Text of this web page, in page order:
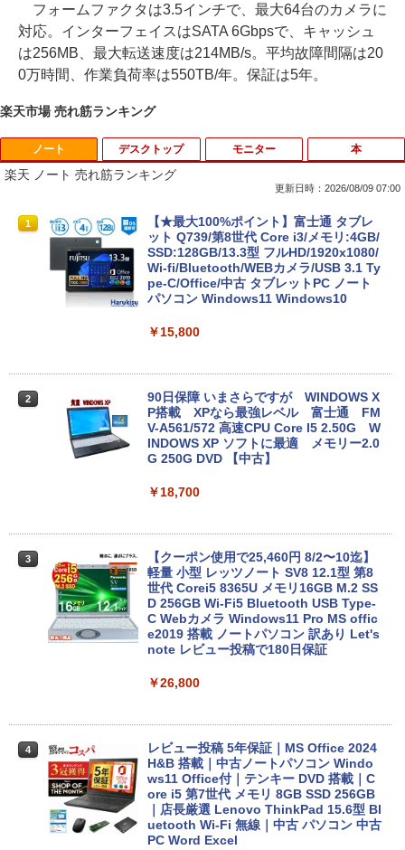
フォームファクタは3.5インチで、最大64台のカメラに
対応。インターフェイスはSATA 6Gbpsで、キャッシュ
は256MB、最大転送速度は214MB/s。平均故障間隔は20
0万時間、作業負荷率は550TB/年。保証は5年。
楽天市場 売れ筋ランキング
ノート
楽天 ノート 売れ筋ランキング
更新日時：2026/08/09 07:00
1
【★最大100%ポイント】富士通 タブレ
ット Q739/第8世代 Core i3/メモリ:4GB/
SSD:128GB/13.3型 フルHD/1920x1080/
Wi-fi/Bluetooth/WEBカメラ/USB 3.1 Ty
pe-C/Office/中古 タブレットPC ノート
パソコン Windows11 Windows10
￥15,800
2
90日保障 いまさらですが WINDOWS X
P搭載 XPなら最強レベル 富士通 FM
V-A561/572 高速CPU Core I5 2.50G W
INDOWS XP ソフトに最適 メモリー2.0
G 250G DVD 【中古】
￥18,700
3
【クーポン使用で25,460円 8/2〜10迄】
軽量 小型 レッツノート SV8 12.1型 第8
世代 Corei5 8365U メモリ16GB M.2 SS
D 256GB Wi-Fi5 Bluetooth USB Type-
C Webカメラ Windows11 Pro MS offic
e2019 搭載 ノートパソコン 訳あり Let's
note レビュー投稿で180日保証
￥26,800
4
レビュー投稿 5年保証｜MS Office 2024
H&B 搭載｜中古ノートパソコン Windo
ws11 Office付｜テンキー DVD 搭載｜C
ore i5 第7世代 メモリ 8GB SSD 256GB
｜店長厳選 Lenovo ThinkPad 15.6型 Bl
uetooth Wi-Fi 無線｜中古 パソコン 中古
PC Word Excel
デスクトップ モニター 本